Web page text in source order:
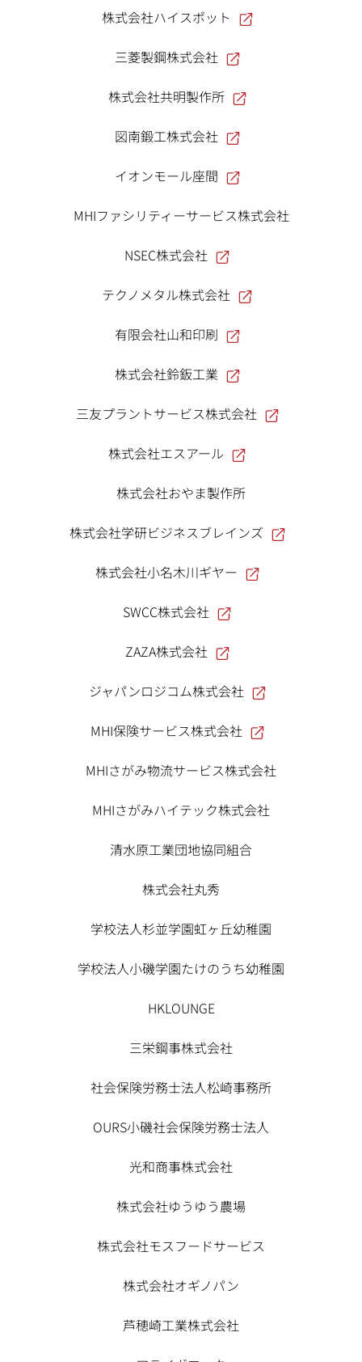
株式会社ハイスポット
三菱製鋼株式会社
株式会社共明製作所
図南鍛工株式会社
イオンモール座間
MHIファシリティーサービス株式会社
NSEC株式会社
テクノメタル株式会社
有限会社山和印刷
株式会社鈴鈑工業
三友プラントサービス株式会社
株式会社エスアール
株式会社おやま製作所
株式会社学研ビジネスブレインズ
株式会社小名木川ギヤー
SWCC株式会社
ZAZA株式会社
ジャパンロジコム株式会社
MHI保険サービス株式会社
MHIさがみ物流サービス株式会社
MHIさがみハイテック株式会社
清水原工業団地協同組合
株式会社丸秀
学校法人杉並学園虹ヶ丘幼稚園
学校法人小磯学園たけのうち幼稚園
HKLOUNGE
三栄鋼事株式会社
社会保険労務士法人松崎事務所
OURS小磯社会保険労務士法人
光和商事株式会社
株式会社ゆうゆう農場
株式会社モスフードサービス
株式会社オギノパン
芦穂崎工業株式会社